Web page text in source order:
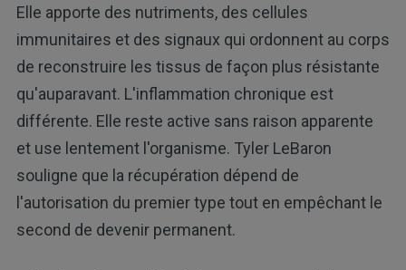
Elle apporte des nutriments, des cellules
immunitaires et des signaux qui ordonnent au corps
de reconstruire les tissus de façon plus résistante
qu'auparavant. L'inflammation chronique est
différente. Elle reste active sans raison apparente
et use lentement l'organisme. Tyler LeBaron
souligne que la récupération dépend de
l'autorisation du premier type tout en empêchant le
second de devenir permanent.